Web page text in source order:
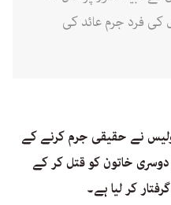
کی فرد جرم عائد کی
نے حقیقی جرم کرنے کے
خاتون کو دوسری خاتون کو قتل کر کے
کر لیا ہے۔